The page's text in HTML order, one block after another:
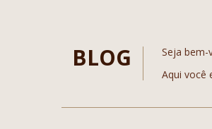
BLOG
Seja bem-
Aqui você